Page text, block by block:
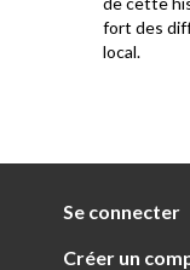
fort des
local.
Se connecter
Créer un